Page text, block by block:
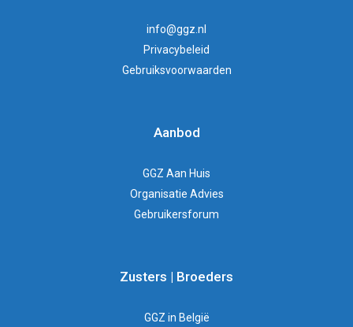
info@ggz.nl
Privacybeleid
Gebruiksvoorwaarden
Aanbod
GGZ Aan Huis
Organisatie Advies
Gebruikersforum
Zusters | Broeders
GGZ in België